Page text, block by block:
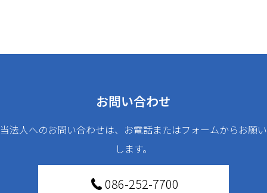
お問い合わせ
当法人へのお問い合わせは、お電話またはフォームからお願い
します。
086-252-7700